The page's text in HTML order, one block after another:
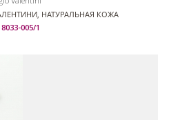
НАТУРАЛЬНАЯ КОЖА
005/1